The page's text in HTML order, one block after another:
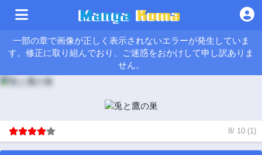
一部の章で画像が正しく表示されないエラーが発生していま
す。修正に取り組んでおり、ご迷惑をおかけして申し訳ありま
せん。
8/ 10 (1)